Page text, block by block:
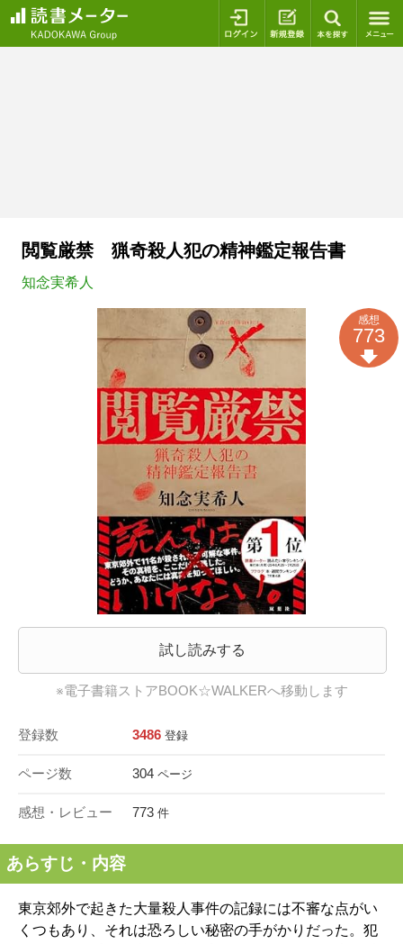
ログイン 新規登録
閲覧厳禁 猟奇殺人犯の精神鑑定報告書
知念実希人
試し読みする
※電子書籍ストアBOOK☆WALKERへ移動します
登録数 3486 登録
ページ数 304 ページ
感想・レビュー 773 件
感想
773
あらすじ・内容
東京郊外で起きた大量殺人事件の記録には不審な点がい
くつもあり、それは恐ろしい秘密の手がかりだった。犯